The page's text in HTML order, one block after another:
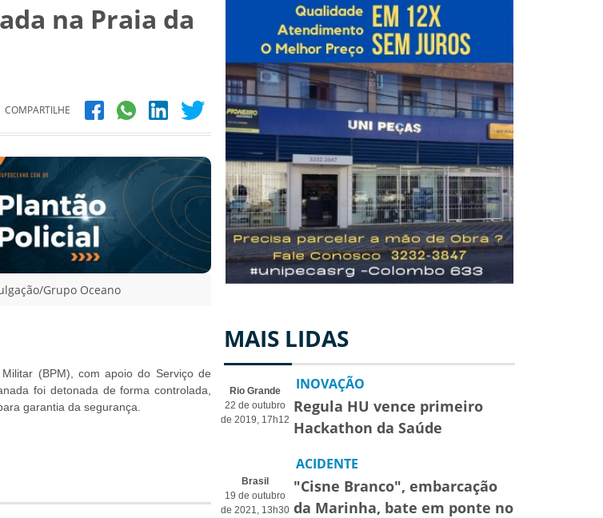
na Praia da
COMPARTILHE
Grupo Oceano
(BPM), com apoio do Serviço de
foi detonada de forma controlada,
garantia da segurança.
MAIS LIDAS
Rio Grande
22 de outubro
de 2019, 17h12
INOVAÇÃO
Regula HU vence primeiro
Hackathon da Saúde
Brasil
19 de outubro
de 2021, 13h30
ACIDENTE
"Cisne Branco", embarcação
da Marinha, bate em ponte no